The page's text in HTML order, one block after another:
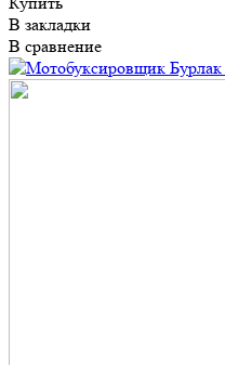
В закладки
В сравнение